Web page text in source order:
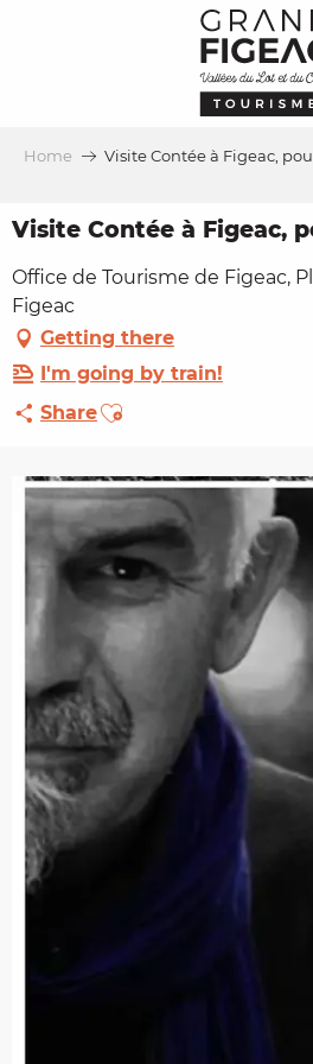
Home Visite Contée à Figeac,
Visite Contée à Figeac,
Office de Tourisme de Figeac,
Figeac
Getting there
I'm going by train!
ShareAjouter aux favoris